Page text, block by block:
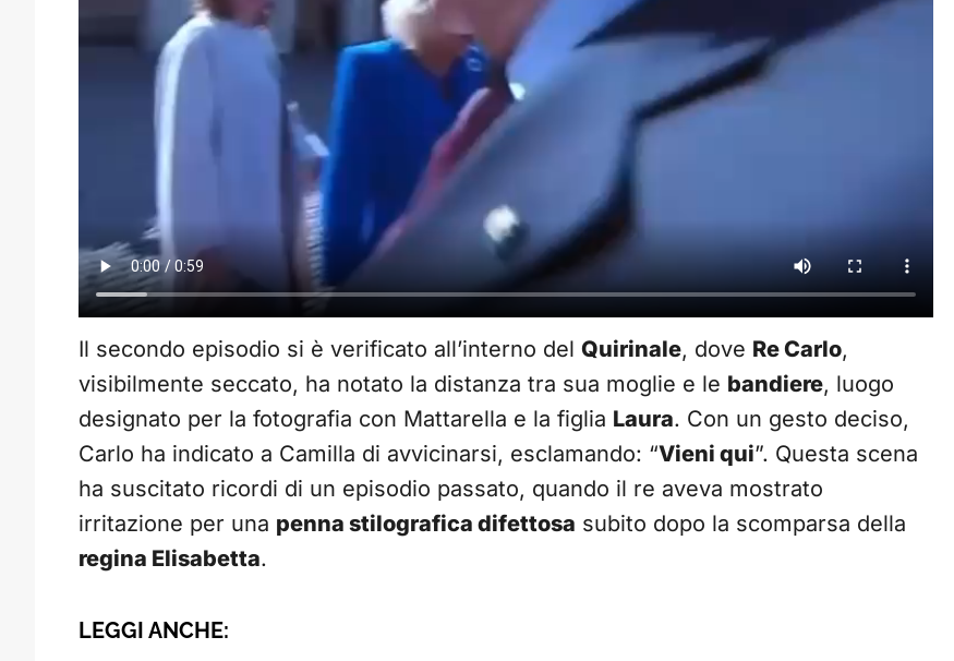
Il secondo episodio si è verificato all’interno del Quirinale, dove Re Carlo,
visibilmente seccato, ha notato la distanza tra sua moglie e le bandiere, luogo
designato per la fotografia con Mattarella e la figlia Laura. Con un gesto deciso,
Carlo ha indicato a Camilla di avvicinarsi, esclamando: “Vieni qui”. Questa scena
ha suscitato ricordi di un episodio passato, quando il re aveva mostrato
irritazione per una penna stilografica difettosa subito dopo la scomparsa della
regina Elisabetta.
LEGGI ANCHE: